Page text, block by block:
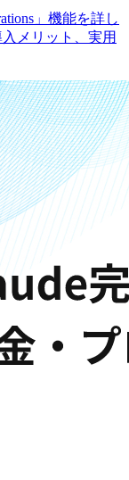
」機能を詳し
メリット、実用